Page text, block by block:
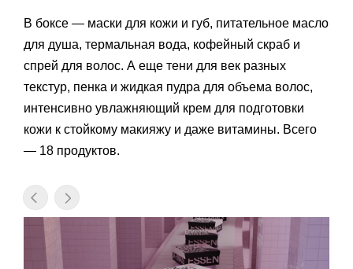
В боксе — маски для кожи и губ, питательное масло
для душа, термальная вода, кофейный скраб и
спрей для волос. А еще тени для век разных
текстур, пенка и жидкая пудра для объема волос,
интенсивно увлажняющий крем для подготовки
кожи к стойкому макияжу и даже витамины. Всего
— 18 продуктов.